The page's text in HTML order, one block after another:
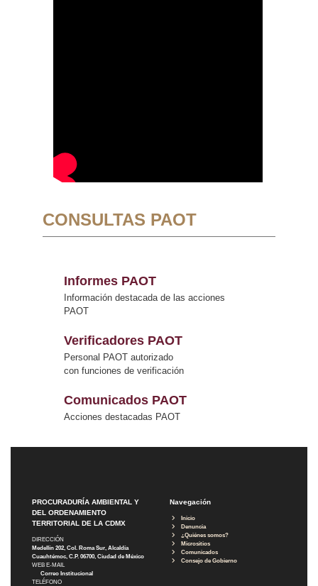
CONSULTAS PAOT
Informes PAOT
Información destacada de las acciones
PAOT
Verificadores PAOT
Personal PAOT autorizado
con funciones de verificación
Comunicados PAOT
Acciones destacadas PAOT
PROCURADURÍA AMBIENTAL Y
DEL ORDENAMIENTO
TERRITORIAL DE LA CDMX
DIRECCIÓN
Medellín 202, Col. Roma Sur, Alcaldía
Cuauhtémoc, C.P. 06700, Ciudad de México
WEB E-MAIL
Correo Institucional
TELÉFONO
Navegación
Inicio
Denuncia
¿Quiénes somos?
Micrositios
Comunicados
Consejo de Gobierno